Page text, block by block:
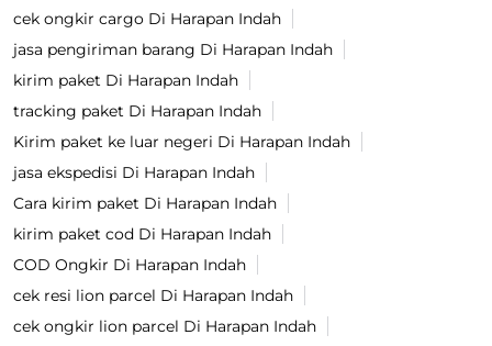
cek ongkir cargo Di Harapan Indah
jasa pengiriman barang Di Harapan Indah
kirim paket Di Harapan Indah
tracking paket Di Harapan Indah
Kirim paket ke luar negeri Di Harapan Indah
jasa ekspedisi Di Harapan Indah
Cara kirim paket Di Harapan Indah
kirim paket cod Di Harapan Indah
COD Ongkir Di Harapan Indah
cek resi lion parcel Di Harapan Indah
cek ongkir lion parcel Di Harapan Indah